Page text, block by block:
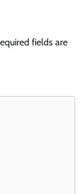
fields are